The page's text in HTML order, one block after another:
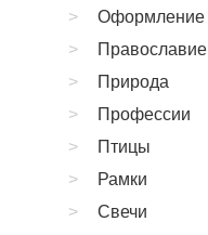
Оформление
Православие
Природа
Профессии
Птицы
Рамки
Свечи